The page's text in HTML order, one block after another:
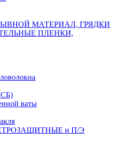
МАТЕРИАЛ, ГРЯДКИ
ПЛЕНКИ,
ваты
и П/Э